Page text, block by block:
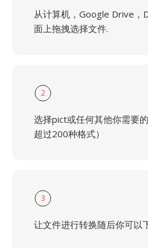
从计算机，Google Drive，
面上拖拽选择文件.
2
选择pict或任何其他你需要
超过200种格式）
3
让文件进行转换随后你可以